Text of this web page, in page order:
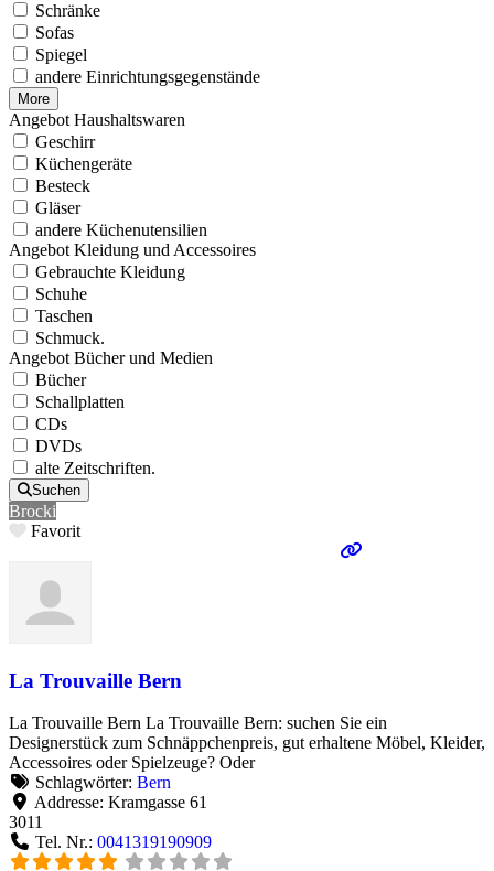
Schränke
Sofas
Spiegel
andere Einrichtungsgegenstände
More
Angebot Haushaltswaren
Geschirr
Küchengeräte
Besteck
Gläser
andere Küchenutensilien
Angebot Kleidung und Accessoires
Gebrauchte Kleidung
Schuhe
Taschen
Schmuck.
Angebot Bücher und Medien
Bücher
Schallplatten
CDs
DVDs
alte Zeitschriften.
Suchen
Brocki
Favorit
La Trouvaille Bern
La Trouvaille Bern La Trouvaille Bern: suchen Sie ein
Designerstück zum Schnäppchenpreis, gut erhaltene Möbel, Kleider,
Accessoires oder Spielzeuge? Oder
Schlagwörter: Bern
Addresse: Kramgasse 61
3011
Tel. Nr.: 0041319190909